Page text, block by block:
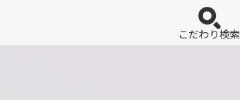
こだわり検索